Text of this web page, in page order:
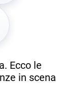
Ecco le
in scena